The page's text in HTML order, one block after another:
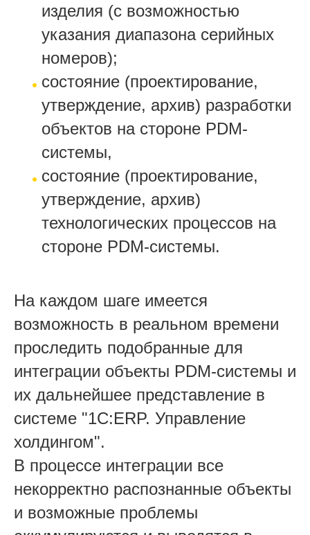
изделия (с возможностью
указания диапазона серийных
номеров);
состояние (проектирование,
утверждение, архив) разработки
объектов на стороне PDM-
системы,
состояние (проектирование,
утверждение, архив)
технологических процессов на
стороне PDM-системы.
На каждом шаге имеется
возможность в реальном времени
проследить подобранные для
интеграции объекты PDM-системы и
их дальнейшее представление в
системе "1С:ERP. Управление
холдингом".
В процессе интеграции все
некорректно распознанные объекты
и возможные проблемы